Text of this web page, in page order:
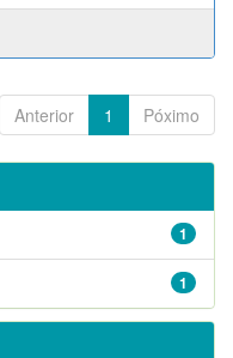
Anterior 1 Póximo
1
1